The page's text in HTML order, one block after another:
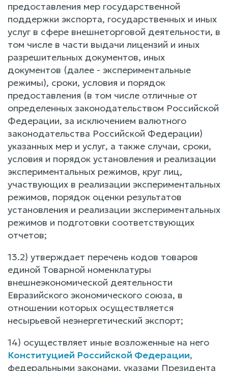
предоставления мер государственной
поддержки экспорта, государственных и иных
услуг в сфере внешнеторговой деятельности, в
том числе в части выдачи лицензий и иных
разрешительных документов, иных
документов (далее - экспериментальные
режимы), сроки, условия и порядок
предоставления (в том числе отличные от
определенных законодательством Российской
Федерации, за исключением валютного
законодательства Российской Федерации)
указанных мер и услуг, а также случаи, сроки,
условия и порядок установления и реализации
экспериментальных режимов, круг лиц,
участвующих в реализации экспериментальных
режимов, порядок оценки результатов
установления и реализации экспериментальных
режимов и подготовки соответствующих
отчетов;
13.2) утверждает перечень кодов товаров
единой Товарной номенклатуры
внешнеэкономической деятельности
Евразийского экономического союза, в
отношении которых осуществляется
несырьевой неэнергетический экспорт;
14) осуществляет иные возложенные на него
Конституцией Российской Федерации,
федеральными законами, указами Президента